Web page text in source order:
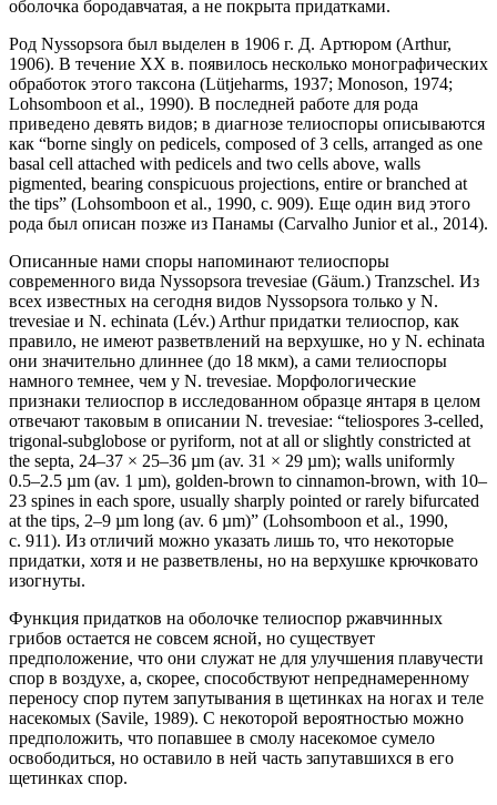
оболочка бородавчатая, а не покрыта придатками.
Род Nyssopsora был выделен в 1906 г. Д. Артюром (Arthur,
1906). В течение ХХ в. появилось несколько монографических
обработок этого таксона (Lütjeharms, 1937; Monoson, 1974;
Lohsomboon et al., 1990). В последней работе для рода
приведено девять видов; в диагнозе телиоспоры описываются
как “borne singly on pedicels, composed of 3 cells, arranged as one
basal cell attached with pedicels and two cells above, walls
pigmented, bearing conspicuous projections, entire or branched at
the tips” (Lohsomboon et al., 1990, с. 909). Еще один вид этого
рода был описан позже из Панамы (Carvalho Junior et al., 2014).
Описанные нами споры напоминают телиоспоры
современного вида Nyssopsora trevesiae (Gäum.) Tranzschel. Из
всех известных на сегодня видов Nyssopsora только у N.
trevesiae и N. echinata (Lév.) Arthur придатки телиоспор, как
правило, не имеют разветвлений на верхушке, но у N. echinata
они значительно длиннее (до 18 мкм), а сами телиоспоры
намного темнее, чем у N. trevesiae. Морфологические
признаки телиоспор в исследованном образце янтаря в целом
отвечают таковым в описании N. trevesiae: “teliospores 3-celled,
trigonal-subglobose or pyriform, not at all or slightly constricted at
the septa, 24–37 × 25–36 µm (av. 31 × 29 µm); walls uniformly
0.5–2.5 µm (av. 1 µm), golden-brown to cinnamon-brown, with 10–
23 spines in each spore, usually sharply pointed or rarely bifurcated
at the tips, 2–9 µm long (av. 6 µm)” (Lohsomboon et al., 1990,
с. 911). Из отличий можно указать лишь то, что некоторые
придатки, хотя и не разветвлены, но на верхушке крючковато
изогнуты.
Функция придатков на оболочке телиоспор ржавчинных
грибов остается не совсем ясной, но существует
предположение, что они служат не для улучшения плавучести
спор в воздухе, а, скорее, способствуют непреднамеренному
переносу спор путем запутывания в щетинках на ногах и теле
насекомых (Savile, 1989). С некоторой вероятностью можно
предположить, что попавшее в смолу насекомое сумело
освободиться, но оставило в ней часть запутавшихся в его
щетинках спор.